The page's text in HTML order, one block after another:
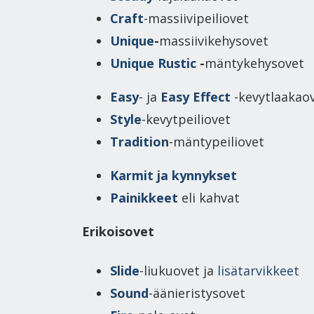
Craft-massiivipeiliovet
Unique-massiivikehysovet
Unique Rustic -mäntykehysovet
Easy- ja Easy Effect -
Style-kevytpeiliovet
Tradition-mäntypeiliovet
Karmit ja kynnykset
Painikkeet eli kahvat
Erikoisovet
Slide-liukuovet ja lisätarvikkeet
Sound-äänieristysovet